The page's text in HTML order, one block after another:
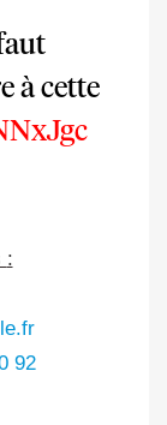
à cette
:
92